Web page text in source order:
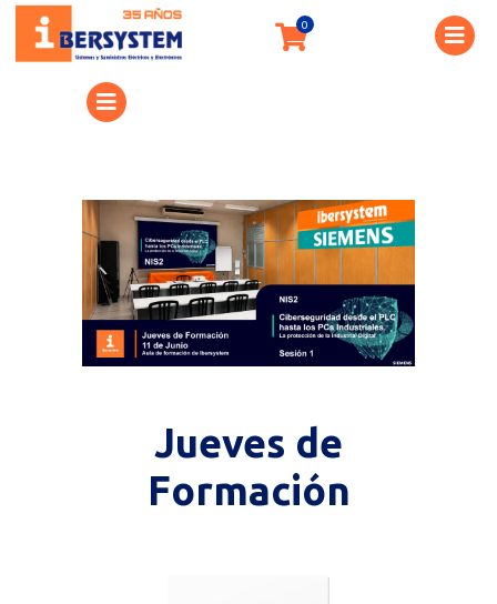
Jueves de
Formación